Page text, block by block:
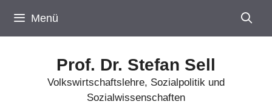
Inhalt
springen
Menü
Prof. Dr. Stefan Sell
Volkswirtschaftslehre, Sozialpolitik und
Sozialwissenschaften